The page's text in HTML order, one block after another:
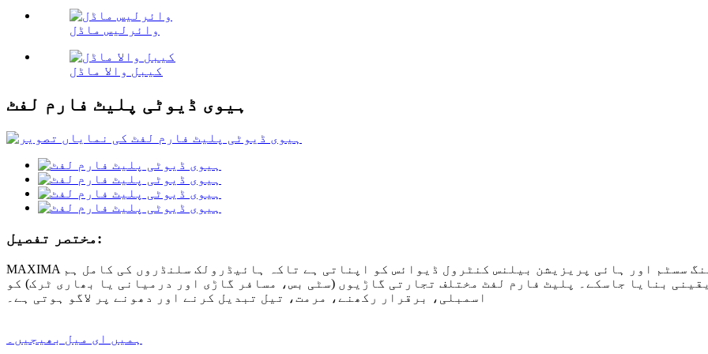
وائرلیس ماڈل
کیبل والا ماڈل
ہیوی ڈیوٹی پلیٹ فارم لفٹ
مختصر تفصیل:
MAXIMA ہیوی ڈیوٹی پلیٹ فارم لفٹ ہائیڈرولک عمودی لفٹنگ سسٹم اور ہائی پریزیشن بیلنس کنٹرول ڈیوائس کو اپناتی ہے تاکہ ہائیڈرولک سلنڈروں کی کامل ہم
بنایا جاسکے۔ پلیٹ فارم لفٹ مختلف تجارتی گاڑیوں (سٹی بس، مسافر گاڑی اور درمیانی یا بھاری ٹرک) کو
اسمبلی، برقرار رکھنے، مرمت، تیل تبدیل کرنے اور دھونے پر لاگو ہوتی ہے۔
ہمیں ای میل بھیجیں۔